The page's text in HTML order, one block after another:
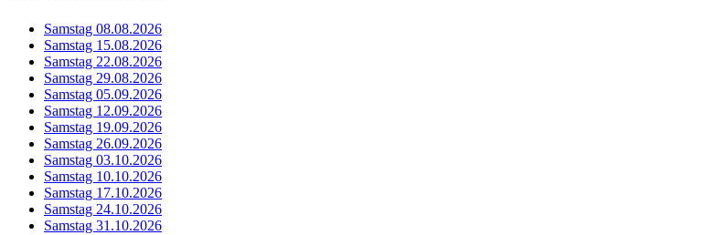
Samstag 08.08.2026
Samstag 15.08.2026
Samstag 22.08.2026
Samstag 29.08.2026
Samstag 05.09.2026
Samstag 12.09.2026
Samstag 19.09.2026
Samstag 26.09.2026
Samstag 03.10.2026
Samstag 10.10.2026
Samstag 17.10.2026
Samstag 24.10.2026
Samstag 31.10.2026